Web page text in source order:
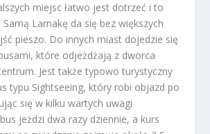
miejsc łatwo jest dotrzeć i to
Larnakę da się bez większych
pieszo. Do innych miast dojedzie się
które odjeżdżają z dworca
Jest także typowo turystyczny
typu Sightseeing, który robi objazd po
się w kilku wartych uwagi
jeżdzi dwa razy dziennie, a kurs